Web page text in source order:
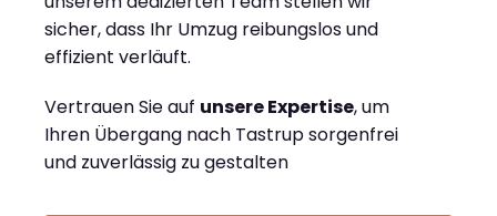
sicher, dass Ihr Umzug reibungslos und
effizient verläuft.
Vertrauen Sie auf unsere Expertise, um
Ihren Übergang nach Tastrup sorgenfrei
und zuverlässig zu gestalten